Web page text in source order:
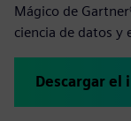
Mágico de
ciencia de datos
Descargar el